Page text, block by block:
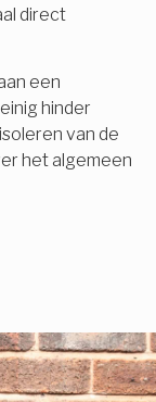
direct
een
hinder
van de
het algemeen